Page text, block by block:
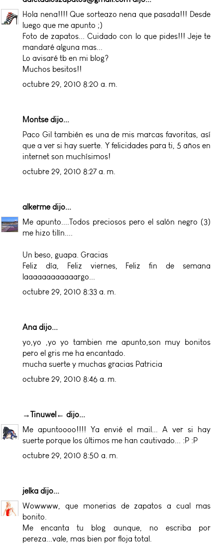
Hola nena!!!! Que sorteazo nena que pasada!!! Desde
luego que me apunto ;)
Foto de zapatos... Cuidado con lo que pides!!! Jeje te
mandaré alguna mas...
Lo avisaré tb en mi blog?
Muchos besitos!!
octubre 29, 2010 8:20 a. m.
Montse dijo...
Paco Gil también es una de mis marcas favoritas, así
que a ver si hay suerte. Y felicidades para ti, 5 años en
internet son muchísimos!
octubre 29, 2010 8:27 a. m.
alkermedijo...
Me apunto....Todos preciosos pero el salón negro (3)
me hizo tilín....
Un beso, guapa. Gracias
Feliz día, Feliz viernes, Feliz fin de semana
laaaaaaaaaaaargo...
octubre 29, 2010 8:33 a. m.
Ana dijo...
yo,yo ,yo yo tambien me apunto,son muy bonitos
pero el gris me ha encantado.
mucha suerte y muchas gracias Patricia
octubre 29, 2010 8:46 a. m.
→Tinuwel← dijo...
Me apuntoooo!!!! Ya envié el mail... A ver si hay
suerte porque los últimos me han cautivado... :P :P
octubre 29, 2010 8:50 a. m.
jelka dijo...
Wowwww, que monerias de zapatos a cual mas
bonito.
Me encanta tu blog aunque, no escriba por
pereza...vale, mas bien por floja total.